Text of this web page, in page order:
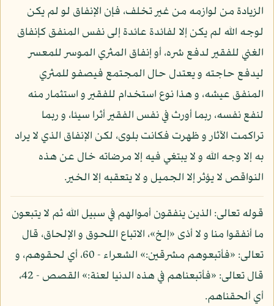
الزيادة من لوازمه من غير تخلف، فإن الإنفاق لو لم يكن
لوجه الله لم يكن إلا لفائدة عائدة إلى نفس المنفق كإنفاق
الغني للفقير لدفع شره، أو إنفاق المثري الموسر للمعسر
ليدفع حاجته و يعتدل حال المجتمع فيصفو للمثري
المنفق عيشه، و هذا نوع استخدام للفقير و استثمار منه
لنفع نفسه، ربما أورث في نفس الفقير أثرا سيئا، و ربما
تراكمت الآثار و ظهرت فكانت بلوى، لكن الإنفاق الذي لا يراد
به إلا وجه الله و لا يبتغي فيه إلا مرضاته خال عن هذه
النواقص لا يؤثر إلا الجميل و لا يتعقبه إلا الخير.
قوله تعالى: الذين ينفقون أموالهم في سبيل الله ثم لا يتبعون
ما أنفقوا منا و لا أذى «إلخ»، الاتباع اللحوق و الإلحاق، قال
تعالى: «فأتبعوهم مشرقين:» الشعراء - 60، أي لحقوهم، و
قال تعالى: «فأتبعناهم في هذه الدنيا لعنة:» القصص - 42،
أي ألحقناهم.